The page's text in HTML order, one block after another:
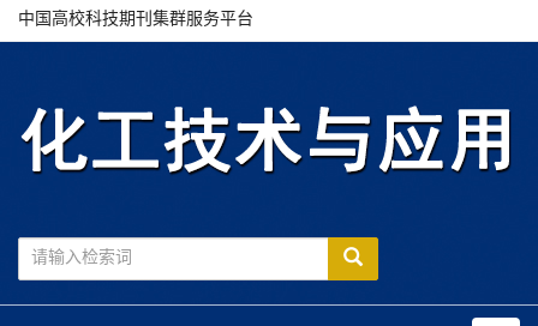
中国高校科技期刊集群服务平台